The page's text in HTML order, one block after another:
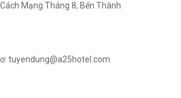
Mạng Tháng 8, Bến Thành
tuyendung@a25hotel.com